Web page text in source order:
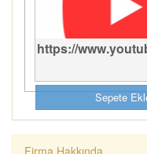
https://
Sepete